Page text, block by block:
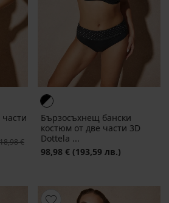
цена
€
Бързосъхнещ бански
костюм от две части 3D
Dottela ...
98,98 € (193,59 лв.)